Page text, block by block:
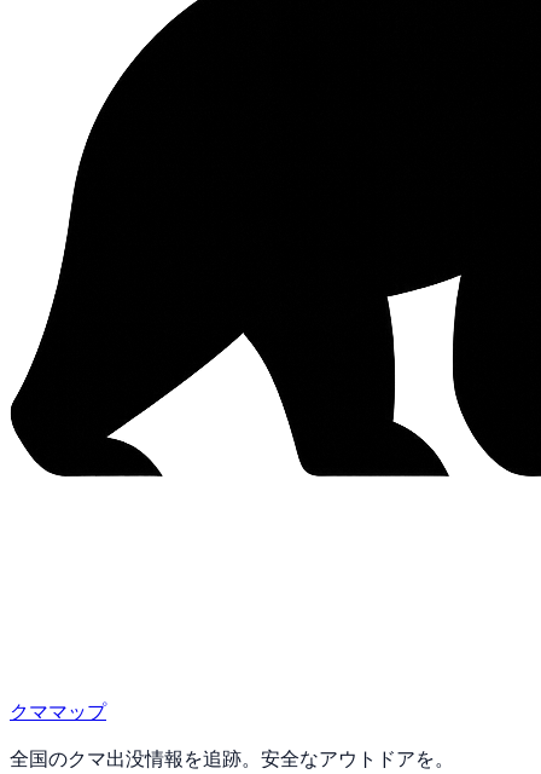
クママップ
全国のクマ出没情報を追跡。安全なアウトドアを。